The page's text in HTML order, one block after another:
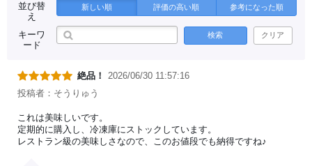
並び替
え
新しい順 評価の高い順 参考になった順
キーワ
ード
検索 クリア
絶品！
2026/06/30 11:57:16
投稿者：そうりゅう
これは美味しいです。
定期的に購入し、冷凍庫にストックしています。
レストラン級の美味しさなので、このお値段でも納得ですね♪